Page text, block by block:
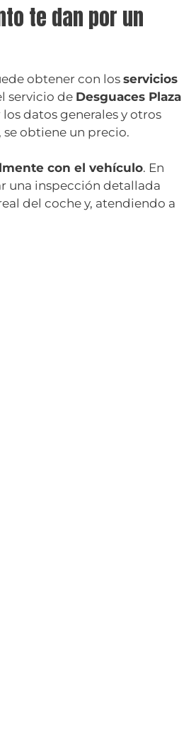
te dan por un
obtener con los servicios
servicio de Desguaces Plaza
datos generales y otros
obtiene un precio.
con el vehículo. En
una inspección detallada
del coche y, atendiendo a